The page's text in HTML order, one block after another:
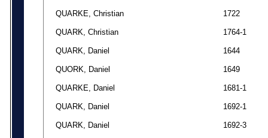
QUARKE, Christian 1722
QUARK, Christian 1764-1
QUARK, Daniel 1644
QUORK, Daniel 1649
QUARKE, Daniel 1681-1
QUARK, Daniel 1692-1
QUARK, Daniel 1692-3